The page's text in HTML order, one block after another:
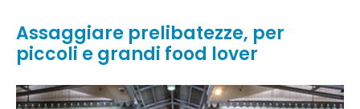
Assaggiare prelibatezze, per
piccoli e grandi food lover